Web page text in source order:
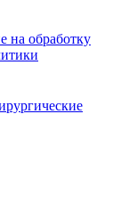
на обработку